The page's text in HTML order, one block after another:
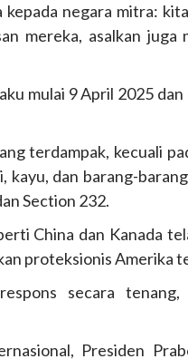
negara mitra:
mereka, asalkan juga
mulai 9 April 2025
terdampak, kecuali
dan barang-
Section 232.
China dan Kanada
proteksionis Amerika
secara tenang,
Presiden